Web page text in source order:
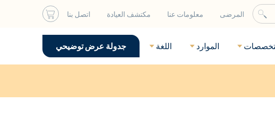
المرضى معلومات عنا مكتشف العيادة اتصل بنا
الموارد اللغة جدولة عرض توضيحي